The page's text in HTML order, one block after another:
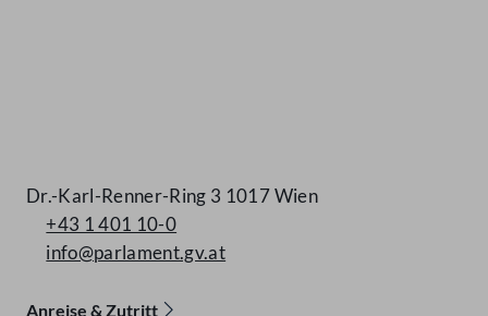
Dr.-Karl-Renner-Ring 3 1017 Wien
+43 1 401 10-0
info@parlament.gv.at
Anreise & Zutritt